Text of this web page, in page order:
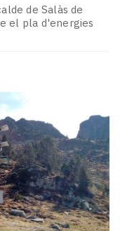
de Salàs de
el pla d'energies